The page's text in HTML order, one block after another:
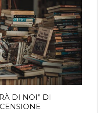
DI NOI” DI